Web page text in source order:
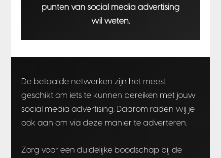
punten van social media advertising
wil weten.
Debetaalde netwerken zijn het meest
geschikt om iets te kunnen bereiken met jouw
social media advertising. Daarom raden wij je
ook aan om via deze manier te adverteren.
Zorg voor een duidelijke boodschap bij de